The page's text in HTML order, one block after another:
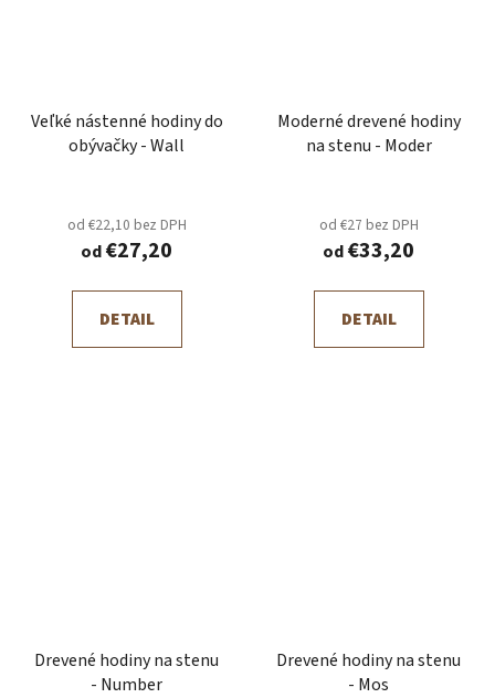
Veľké nástenné hodiny do
obývačky - Wall
od €22,10 bez DPH
od€27,20
DETAIL
Moderné drevené hodiny
na stenu - Moder
od €27 bez DPH
od€33,20
DETAIL
Drevené hodiny na stenu
- Number
Drevené hodiny na stenu
- Mos